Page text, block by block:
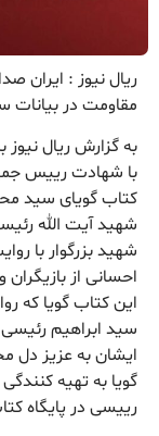
ریال نیوز : ایران
مقاومت در بیانات
به گزارش ریال
با شهادت رییس
کتاب گویای سید
شهید آیت الله
شهید بزرگوار با
احسانی از
این کتاب گویا که
سید ابراهیم
ایشان به عزیز
گویا به تهیه
رییسی در پایگاه